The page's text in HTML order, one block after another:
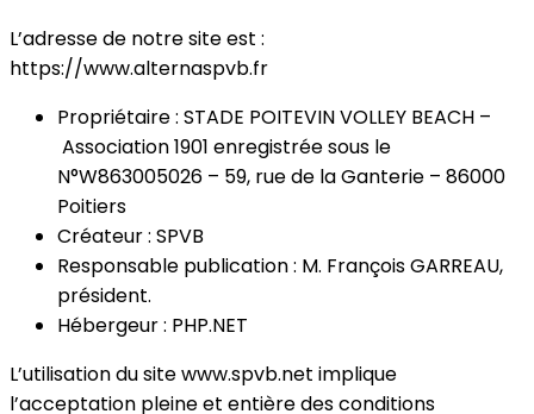
L’adresse de notre site est :
https://www.alternaspvb.fr
Propriétaire : STADE POITEVIN VOLLEY BEACH –
Association 1901 enregistrée sous le
N°W863005026 – 59, rue de la Ganterie – 86000
Poitiers
Créateur : SPVB
Responsable publication : M. François GARREAU,
président.
Hébergeur : PHP.NET
L’utilisation du site www.spvb.net implique
l’acceptation pleine et entière des conditions